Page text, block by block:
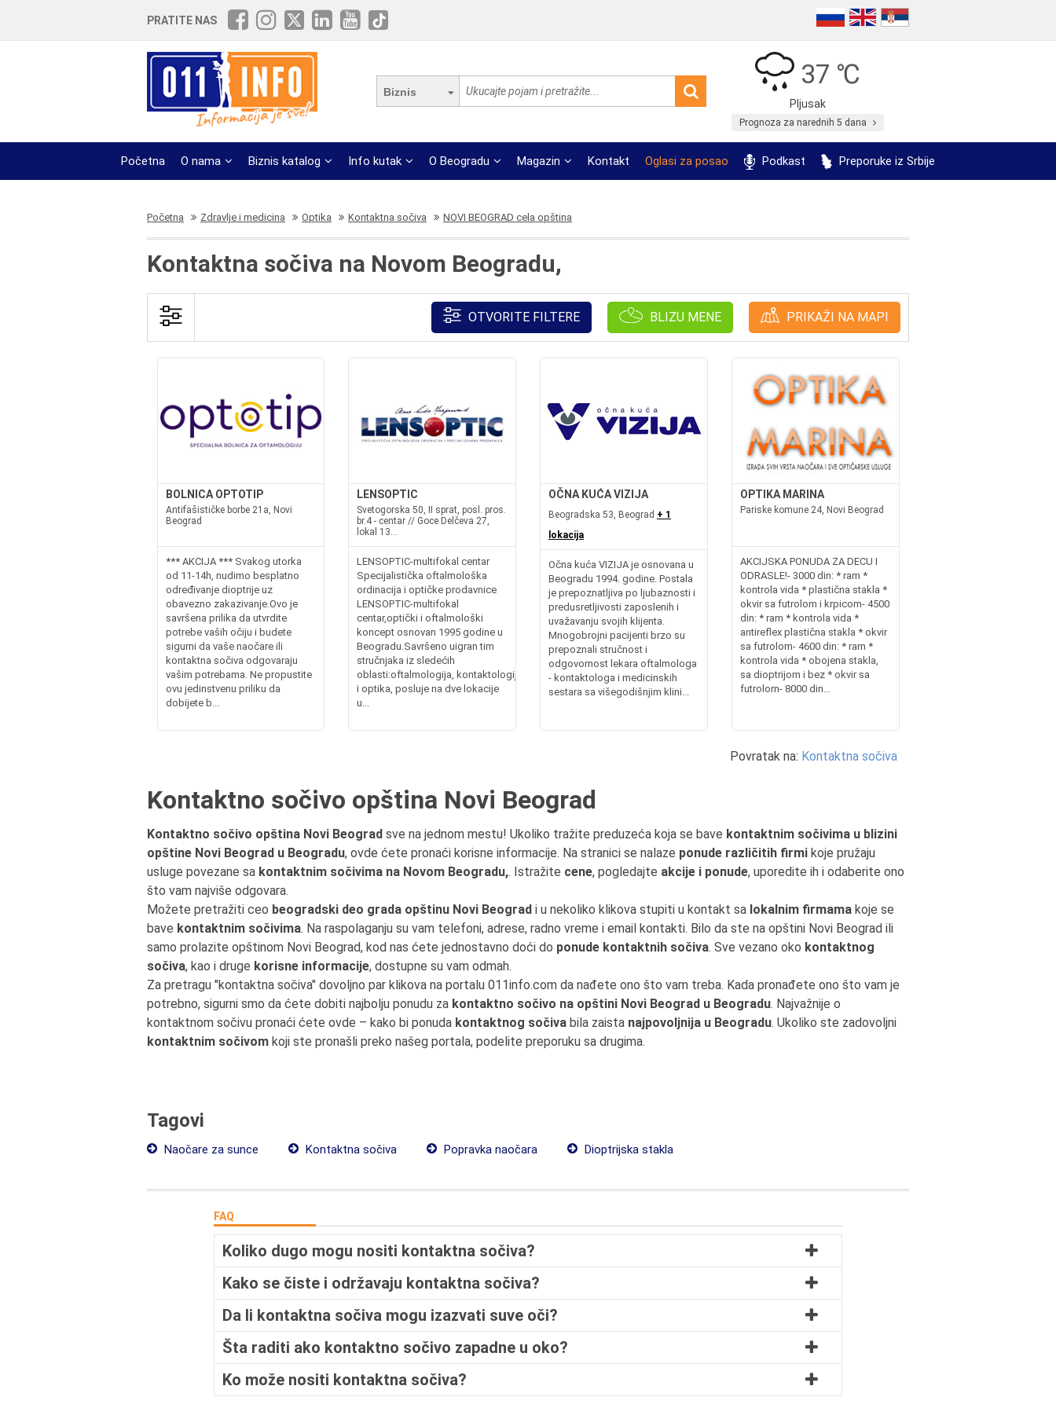
PRATITE NAS
Biznis
37 ℃
Pljusak
Prognoza za narednih 5 dana
Početna O nama Biznis katalog Info kutak O Beogradu Magazin Kontakt Oglasi za posao Podkast Preporuke iz Srbije
Početna Zdravlje i medicina Optika Kontaktna sočiva NOVI BEOGRAD cela opština
Kontaktna sočiva na Novom Beogradu,
OTVORITE FILTERE BLIZU MENE PRIKAŽI NA MAPI
BOLNICA OPTOTIP
Antifašističke borbe 21a, Novi
Beograd
*** AKCIJA *** Svakog utorka
od 11-14h, nudimo besplatno
određivanje dioptrije uz
obavezno zakazivanje.Ovo je
savršena prilika da utvrdite
potrebe vaših očiju i budete
sigurni da vaše naočare ili
kontaktna sočiva odgovaraju
vašim potrebama. Ne propustite
ovu jedinstvenu priliku da
dobijete b...
LENSOPTIC
Svetogorska 50, II sprat, posl. pros.
br.4 - centar // Goce Delčeva 27,
lokal 13...
LENSOPTIC-multifokal centar
Specijalistička oftalmološka
ordinacija i optičke prodavnice
LENSOPTIC-multifokal
centar,optički i oftalmološki
koncept osnovan 1995 godine u
Beogradu.Savršeno uigran tim
stručnjaka iz sledećih
oblasti:oftalmologija, kontaktologija
i optika, posluje na dve lokacije
u...
OČNA KUĆA VIZIJA
Beogradska 53, Beograd + 1
lokacija
Očna kuća VIZIJA je osnovana u
Beogradu 1994. godine. Postala
je prepoznatljiva po ljubaznosti i
predusretljivosti zaposlenih i
uvažavanju svojih klijenta.
Mnogobrojni pacijenti brzo su
prepoznali stručnost i
odgovornost lekara oftalmologa
- kontaktologa i medicinskih
sestara sa višegodišnjim klini...
OPTIKA MARINA
Pariske komune 24, Novi Beograd
AKCIJSKA PONUDA ZA DECU I
ODRASLE!- 3000 din: * ram *
kontrola vida * plastična stakla *
okvir sa futrolom i krpicom- 4500
din: * ram * kontrola vida *
antireflex plastična stakla * okvir
sa futrolom- 4600 din: * ram *
kontrola vida * obojena stakla,
sa dioptrijom i bez * okvir sa
futrolom- 8000 din...
Povratak na: Kontaktna sočiva
Kontaktno sočivo opština Novi Beograd
Kontaktno sočivo opština Novi Beograd sve na jednom mestu! Ukoliko tražite preduzeća koja se bave kontaktnim sočivima u blizini
opštine Novi Beograd u Beogradu, ovde ćete pronaći korisne informacije. Na stranici se nalaze ponude različitih firmi koje pružaju
usluge povezane sa kontaktnim sočivima na Novom Beogradu,. Istražite cene, pogledajte akcije i ponude, uporedite ih i odaberite ono
što vam najviše odgovara.
Možete pretražiti ceo beogradski deo grada opštinu Novi Beograd i u nekoliko klikova stupiti u kontakt sa lokalnim firmama koje se
bave kontaktnim sočivima. Na raspolaganju su vam telefoni, adrese, radno vreme i email kontakti. Bilo da ste na opštini Novi Beograd ili
samo prolazite opštinom Novi Beograd, kod nas ćete jednostavno doći do ponude kontaktnih sočiva. Sve vezano oko kontaktnog
sočiva, kao i druge korisne informacije, dostupne su vam odmah.
Za pretragu "kontaktna sočiva" dovoljno par klikova na portalu 011info.com da nađete ono što vam treba. Kada pronađete ono što vam je
potrebno, sigurni smo da ćete dobiti najbolju ponudu za kontaktno sočivo na opštini Novi Beograd u Beogradu. Najvažnije o
kontaktnom sočivu pronaći ćete ovde – kako bi ponuda kontaktnog sočiva bila zaista najpovoljnija u Beogradu. Ukoliko ste zadovoljni
kontaktnim sočivom koji ste pronašli preko našeg portala, podelite preporuku sa drugima.
Tagovi
Naočare za sunce Kontaktna sočiva Popravka naočara Dioptrijska stakla
FAQ
Koliko dugo mogu nositi kontaktna sočiva?
Kako se čiste i održavaju kontaktna sočiva?
Da li kontaktna sočiva mogu izazvati suve oči?
Šta raditi ako kontaktno sočivo zapadne u oko?
Ko može nositi kontaktna sočiva?